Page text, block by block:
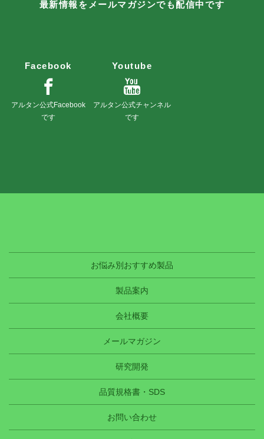
最新情報をメールマガジンでも配信中です
Facebook
アルタン公式Facebook
です
Youtube
アルタン公式チャンネル
です
お悩み別おすすめ製品
製品案内
会社概要
メールマガジン
研究開発
品質規格書・SDS
お問い合わせ